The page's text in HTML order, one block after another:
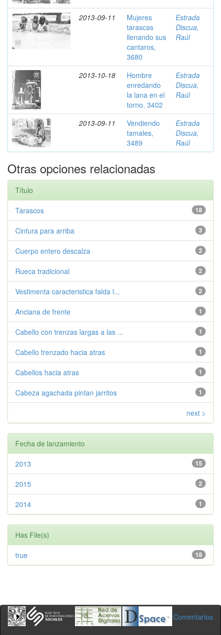
2013-09-11
Mujeres
tarascas
llenando sus
cantaros,
3680
Estrada
Discua,
Raúl
2013-10-18
Hombre
enredando
la lana en el
torno, 3402
Estrada
Discua,
Raúl
2013-09-11
Vendiendo
tamales,
3489
Estrada
Discua,
Raúl
Otras opciones relacionadas
Título
18
Tarascos
3
Cintura para arriba
2
Cuerpo entero descalza
2
Rueca tradicional
2
Vestimenta caracteristica falda l...
1
Anciana de frente
1
Cabello con trenzas largas a las ...
1
Cabello trenzado hacia atras
1
Cabellos hacia atras
1
Cabeza agachada pintan jarritos
next >
Fecha de lanzamiento
15
2013
2
2015
1
2014
Has File(s)
18
true
Comentarios